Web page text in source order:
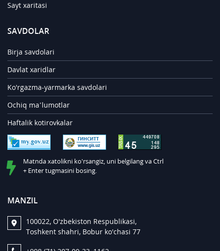
Sayt xaritasi
SAVDOLAR
Birja savdolari
Davlat xaridlar
Ko'rgazma-yarmarka savdolari
Ochiq ma’lumotlar
Haftalik kotirovkalar
Matnda xatolikni ko'rsangiz, uni belgilang va Ctrl
+ Enter tugmasini bosing.
MANZIL
100022, O'zbekiston Respublikasi,
Toshkent shahri, Bobur ko'chasi 77